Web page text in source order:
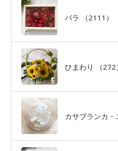
バラ （2111）
ひまわり （272
カサブランカ・